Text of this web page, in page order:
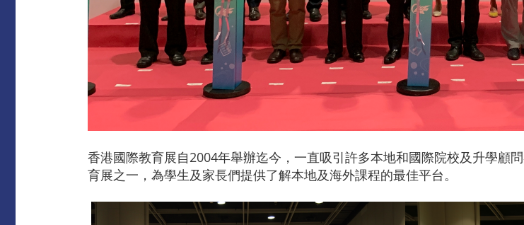
香港國際教育展自2004年舉辦迄今，一直吸引許多本地和國際院校及升學顧
育展之一，為學生及家長們提供了解本地及海外課程的最佳平台。